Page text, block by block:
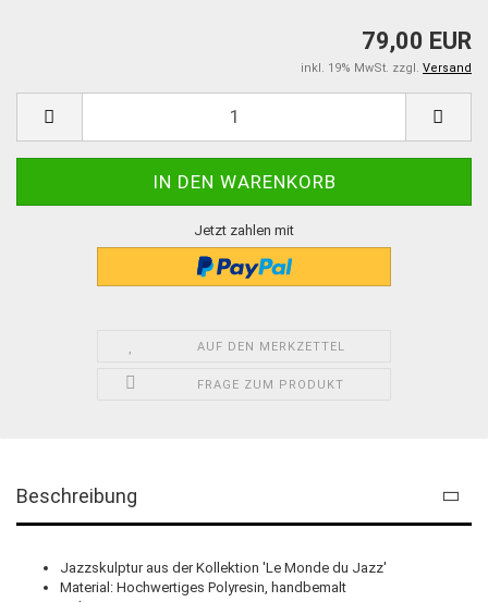
79,00 EUR
inkl. 19% MwSt. zzgl. Versand
Jetzt zahlen mit
AUF DEN MERKZETTEL
FRAGE ZUM PRODUKT
Beschreibung
Jazzskulptur aus der Kollektion 'Le Monde du Jazz'
Material: Hochwertiges Polyresin, handbemalt